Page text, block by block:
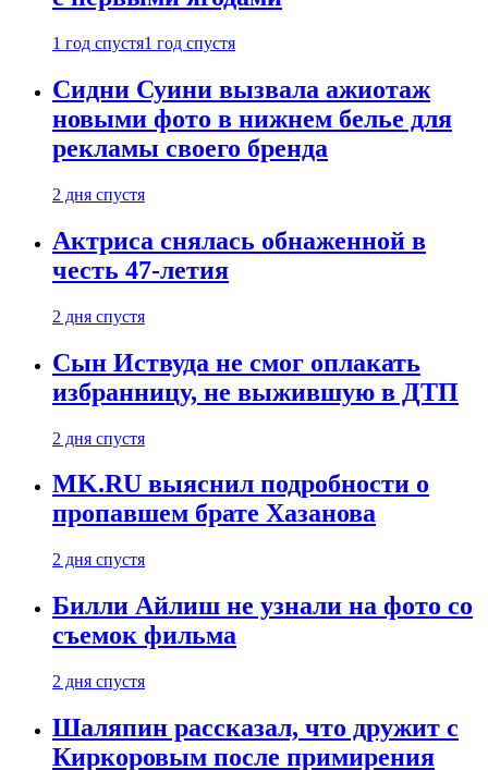
1 год спустя1 год спустя
Сидни Суини вызвала ажиотаж
новыми фото в нижнем белье для
рекламы своего бренда
2 дня спустя
Актриса снялась обнаженной в
честь 47-летия
2 дня спустя
Сын Иствуда не смог оплакать
избранницу, не выжившую в ДТП
2 дня спустя
MK.RU выяснил подробности о
пропавшем брате Хазанова
2 дня спустя
Билли Айлиш не узнали на фото со
съемок фильма
2 дня спустя
Шаляпин рассказал, что дружит с
Киркоровым после примирения